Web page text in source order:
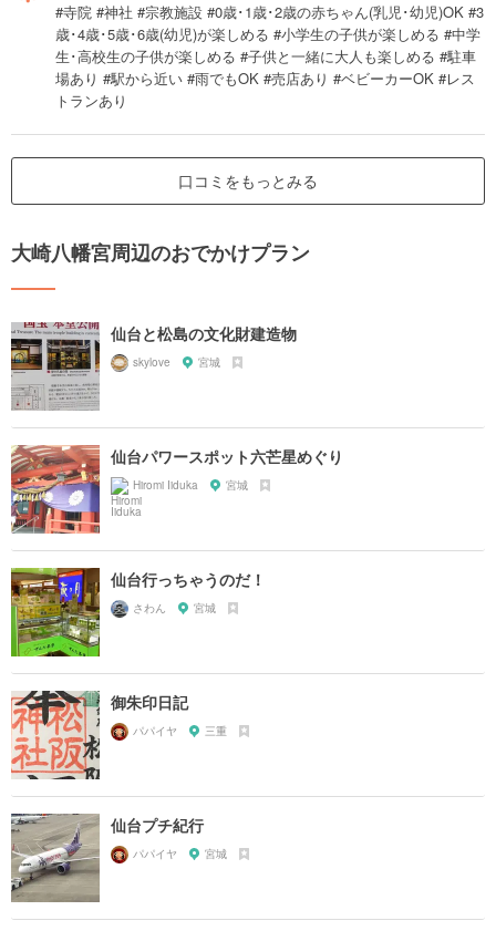
#寺院 #神社 #宗教施設 #0歳･1歳･2歳の赤ちゃん(乳児･幼児)OK #3
歳･4歳･5歳･6歳(幼児)が楽しめる #小学生の子供が楽しめる #中学
生･高校生の子供が楽しめる #子供と一緒に大人も楽しめる #駐車
場あり #駅から近い #雨でもOK #売店あり #ベビーカーOK #レス
トランあり
口コミをもっとみる
大崎八幡宮周辺のおでかけプラン
仙台と松島の文化財建造物
skylove 宮城
仙台パワースポット六芒星めぐり
Hiromi Iiduka 宮城
仙台行っちゃうのだ！
さわん 宮城
御朱印日記
パパイヤ 三重
仙台プチ紀行
パパイヤ 宮城